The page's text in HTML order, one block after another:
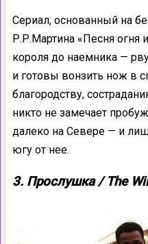
Сериал, основанный на
Р.Р.Мартина «Песня огня
короля до наемника —
и готовы вонзить нож в
благородству,
никто не замечает
далеко на Севере — и
югу от нее.
3. Прослушка / The